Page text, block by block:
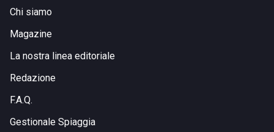
Chi siamo
Magazine
La nostra linea editoriale
Redazione
F.A.Q.
Gestionale Spiaggia